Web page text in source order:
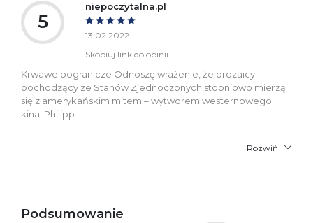
5
niepoczytalna.pl
13.02.2022
Skopiuj link do opinii
Krwawe pogranicze Odnoszę wrażenie, że prozaicy
pochodzący ze Stanów Zjednoczonych stopniowo mierzą
się z amerykańskim mitem – wytworem westernowego
kina. Philipp
Rozwiń
Podsumowanie